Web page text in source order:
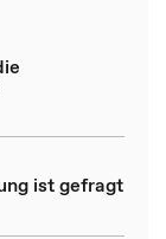
ist gefragt